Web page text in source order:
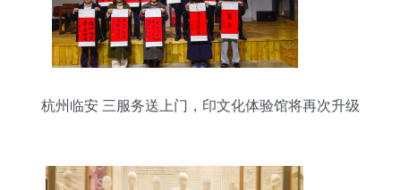
杭州临安 三服务送上门，印文化体验馆将再次升级